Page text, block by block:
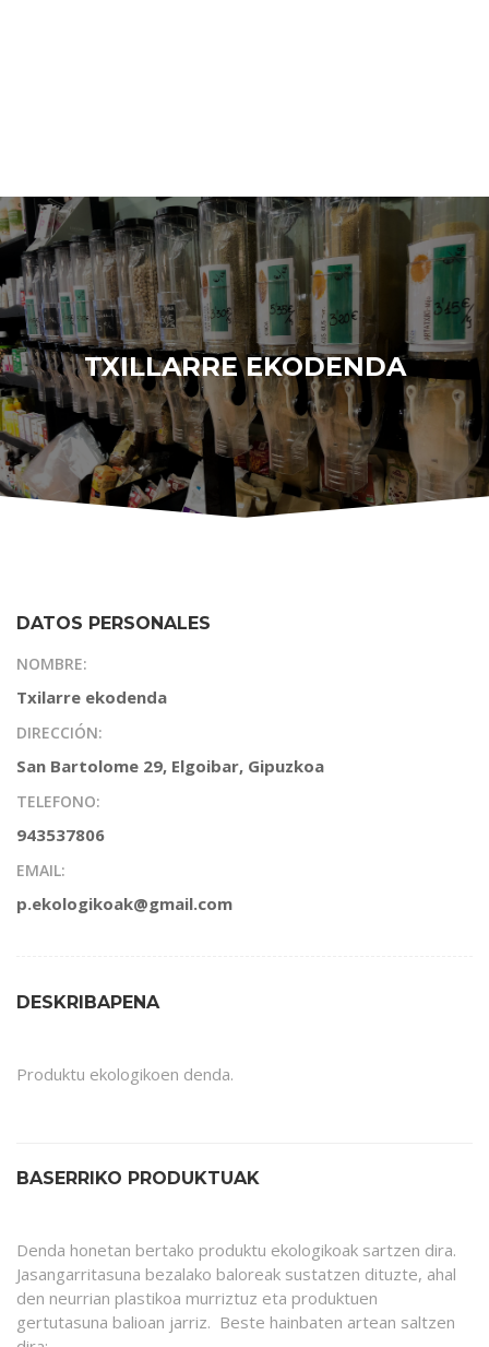
TXILLARRE EKODENDA
DATOS PERSONALES
NOMBRE:
Txilarre ekodenda
DIRECCIÓN:
San Bartolome 29, Elgoibar, Gipuzkoa
TELEFONO:
943537806
EMAIL:
p.ekologikoak@gmail.com
DESKRIBAPENA
Produktu ekologikoen denda.
BASERRIKO PRODUKTUAK
Denda honetan bertako produktu ekologikoak sartzen dira.
Jasangarritasuna bezalako baloreak sustatzen dituzte, ahal
den neurrian plastikoa murriztuz eta produktuen
gertutasuna balioan jarriz. Beste hainbaten artean saltzen